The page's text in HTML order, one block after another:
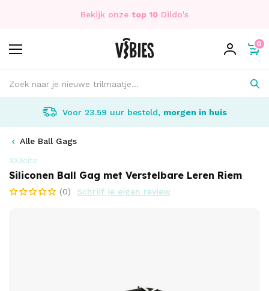
Bekijk onze top 10 Dildo's
0
Voor 23.59 uur besteld, morgen in huis
Alle Ball Gags
XXXcite
Siliconen Ball Gag met Verstelbare Leren Riem
(0) Schrijf je eigen review